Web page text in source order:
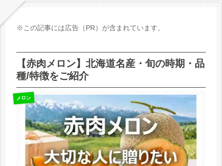
※この記事には広告（PR）が含まれています。
【赤肉メロン】北海道名産・旬の時期・品
種/特徴をご紹介
メロン